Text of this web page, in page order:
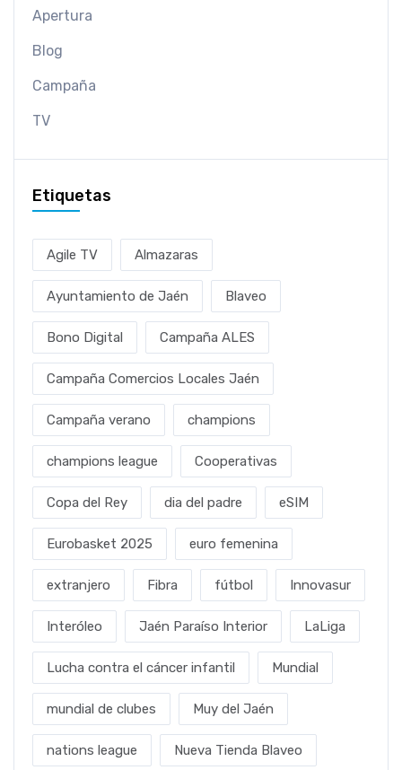
Apertura
Blog
Campaña
TV
Etiquetas
Agile TV Almazaras
Ayuntamiento de Jaén Blaveo
Bono Digital Campaña ALES
Campaña Comercios Locales Jaén
Campaña verano champions
champions league Cooperativas
Copa del Rey dia del padre eSIM
Eurobasket 2025 euro femenina
extranjero Fibra fútbol Innovasur
Interóleo Jaén Paraíso Interior LaLiga
Lucha contra el cáncer infantil Mundial
mundial de clubes Muy del Jaén
nations league Nueva Tienda Blaveo